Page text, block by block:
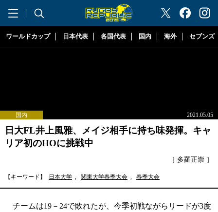
"ラグビーリパブリック"
ワールドカップ 日本代表 各国代表 国内 海外 セブンズ
国内 2021.05.05
日大FL井上風雅、メイジ相手に持ち味発揮。キャ
リア初のHOに挑戦中
［ 多羅正崇 ］
【キーワード】 日本大学 , 関東大学春季大会 , 春季大会
チームは19－24で敗れたが、今季初戦ながらリードが3度